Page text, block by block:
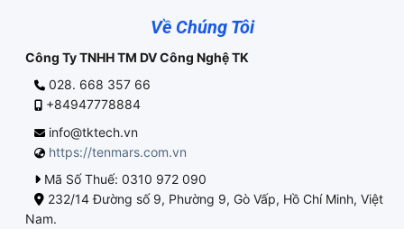
Về Chúng Tôi
Công Ty TNHH TM DV Công Nghệ TK
028. 668 357 66
+84947778884
info@tktech.vn
https://tenmars.com.vn
Mã Số Thuế: 0310 972 090
232/14 Đường số 9, Phường 9, Gò Vấp, Hồ Chí Minh, Việt
Nam.